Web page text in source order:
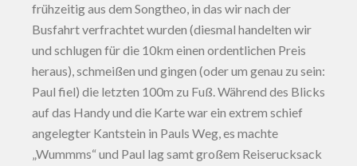
frühzeitig aus dem Songtheo, in das wir nach der
Busfahrt verfrachtet wurden (diesmal handelten wir
und schlugen für die 10km einen ordentlichen Preis
heraus), schmeißen und gingen (oder um genau zu sein:
Paul fiel) die letzten 100m zu Fuß. Während des Blicks
auf das Handy und die Karte war ein extrem schief
angelegter Kantstein in Pauls Weg, es machte
„Wummms“ und Paul lag samt großem Reiserucksack